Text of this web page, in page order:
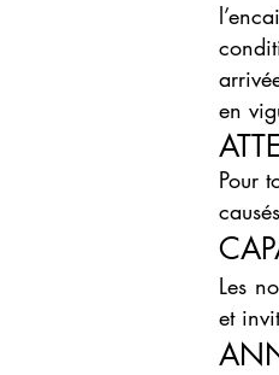
en
Pour
Les
et